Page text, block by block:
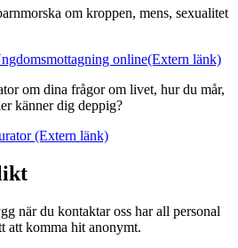
om kroppen, mens, sexualitet
online(Extern länk)
om dina frågor om livet, hur du mår,
känner dig deppig?
(Extern länk)
när du kontaktar oss har all personal
att komma hit anonymt.